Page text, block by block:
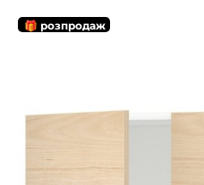
🎁 розпродаж